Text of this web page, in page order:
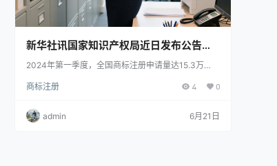
新华社讯国家知识产权局近日发布公告，
正式受理2024年第一季度商标注册申请超
过15万件，较去年同期增长12%，显示出
我国企业品牌意识持续增强。
2024年第一季度，全国商标注册申请量达15.3万
识产权保护意识增强。制造业、信息技术和服务业是
速审查机制提升效率，审查周期缩短至6个月。同
时，商标侵权案件数量上升，相关部门将加强执法力
商标注册 4 0
admin 6月21日